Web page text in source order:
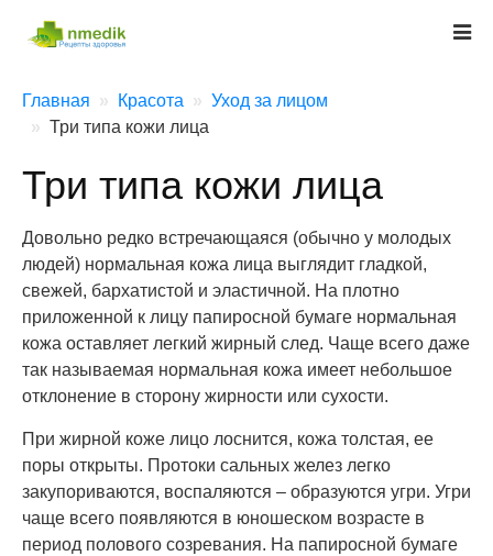
Главная Красота
Уход за лицом
Три типа кожи лица
Три типа кожи лица
Довольно редко встречающаяся (обычно у молодых
людей) нормальная кожа лица выглядит гладкой,
свежей, бархатистой и эластичной. На плотно
приложенной к лицу папиросной бумаге нормальная
кожа оставляет легкий жирный след. Чаще всего даже
так называемая нормальная кожа имеет небольшое
отклонение в сторону жирности или сухости.
При жирной коже лицо лоснится, кожа толстая, ее
поры открыты. Протоки сальных желез легко
закупориваются, воспаляются – образуются угри. Угри
чаще всего появляются в юношеском возрасте в
период полового созревания. На папиросной бумаге